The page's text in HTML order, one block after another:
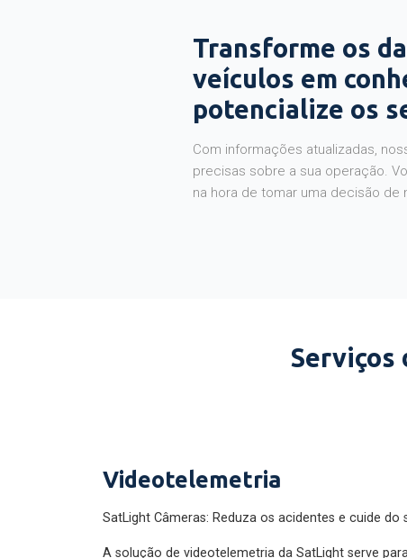
Transforme os
veículos em
potencialize os
Com informações atualizadas,
precisas sobre a sua operação.
na hora de tomar uma decisão de
Serviços
Videotelemetria
SatLight Câmeras: Reduza os acidentes e cuide
A solução de videotelemetria da SatLight serve